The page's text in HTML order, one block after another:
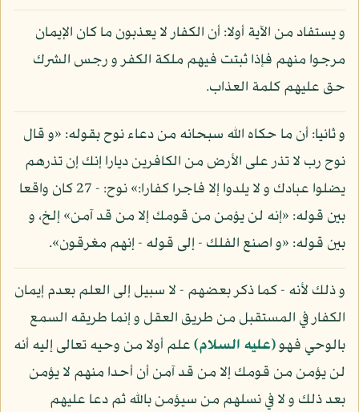
و يستفاد من الآية أولا: أن الكفار لا يعذبون ما كان الإيمان
مرجوا منهم فإذا ثبتت فيهم ملكة الكفر و رجس الشرك
حق عليهم كلمة العذاب.
و ثانيا: أن ما حكاه الله سبحانه من دعاء نوح بقوله: «و قال
نوح رب لا تذر على الأرض من الكافرين ديارا إنك إن تذرهم
يضلوا عبادك و لا يلدوا إلا فاجرا كفارا:» نوح: - 27 كان واقعا
بين قوله: «إنه لن يؤمن من قومك إلا من قد آمن» إلخ، و
بين قوله: «و اصنع الفلك - إلى قوله - إنهم مغرقون».
و ذلك لأنه - كما ذكر بعضهم - لا سبيل إلى العلم بعدم إيمان
الكفار في المستقبل من طريق العقل و إنما طريقه السمع
بالوحي فهو(عليه السلام)علم أولا من وحيه تعالى إليه أنه
لن يؤمن من قومك إلا من قد آمن أن أحدا منهم لا يؤمن
بعد ذلك و لا في نسلهم من سيؤمن بالله ثم دعا عليهم